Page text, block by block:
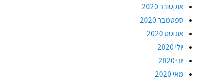
אוקטובר 2020
ספטמבר 2020
אוגוסט 2020
יולי 2020
יוני 2020
מאי 2020